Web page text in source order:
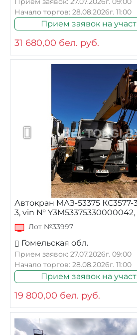
Начало торгов: 28.08.2026г. 11:00
Прием заявок на
31 680,00 бел. руб.
Автокран МАЗ-53375
3, vin № Y3M53375330000042,
Лот №33997
Гомельская обл.
Прием заявок: 27.07.2026г. 09:00
Начало торгов: 28.08.2026г. 11:00
Прием заявок на
19 800,00 бел. руб.